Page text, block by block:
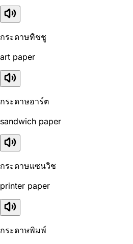
กระดาษทิชชู
art paper
กระดาษอาร์ต
sandwich paper
กระดาษแซนวิช
printer paper
กระดาษพิมพ์